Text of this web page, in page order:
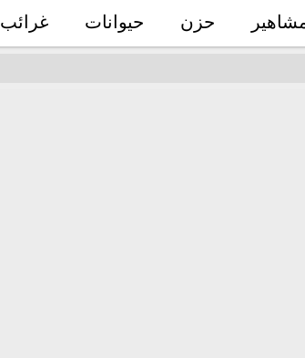
حزن حيوانات غرائب